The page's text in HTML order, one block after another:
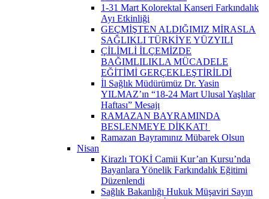
1-31 Mart Kolorektal Kanseri Farkındalık
Ayı Etkinliği
GEÇMİŞTEN ALDIĞIMIZ MİRASLA
SAĞLIKLI TÜRKİYE YÜZYILI
ÇİLİMLİ İLÇEMİZDE
BAĞIMLILIKLA MÜCADELE
EĞİTİMİ GERÇEKLEŞTİRİLDİ
İl Sağlık Müdürümüz Dr. Yasin
YILMAZ’ın “18-24 Mart Ulusal Yaşlılar
Haftası” Mesajı
RAMAZAN BAYRAMINDA
BESLENMEYE DİKKAT! ​
Ramazan Bayramınız Mübarek Olsun
Nisan
Kirazlı TOKİ Camii Kur’an Kursu’nda
Bayanlara Yönelik Farkındalık Eğitimi
Düzenlendi
Sağlık Bakanlığı Hukuk Müşaviri Sayın